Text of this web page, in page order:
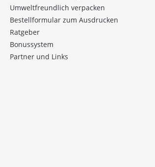
Umweltfreundlich verpacken
Bestellformular zum Ausdrucken
Ratgeber
Bonussystem
Partner und Links